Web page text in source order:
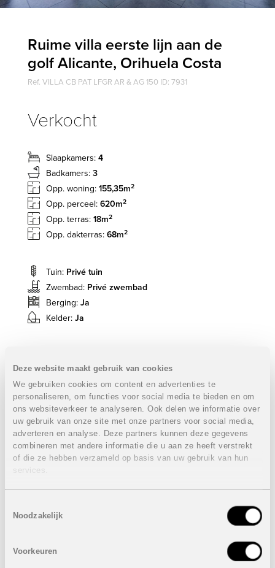
Deze website maakt gebruik van cookies
We gebruiken cookies om content en advertenties te
personaliseren, om functies voor social media te bieden en om
ons websiteverkeer te analyseren. Ook delen we informatie over
uw gebruik van onze site met onze partners voor social media,
adverteren en analyse. Deze partners kunnen deze gegevens
combineren met andere informatie die u aan ze heeft verstrekt
of die ze hebben verzameld op basis van uw gebruik van hun
services.
Noodzakelijk
Voorkeuren
Ruime villa eerste lijn aan de
golf Alicante, Orihuela Costa
Ref. VILLA CB PAT LFGR AR & AG 150 ID: 7931
Verkocht
Slaapkamers: 4
Badkamers: 3
Opp. woning: 155,35m2
Opp. perceel: 620m2
Opp. terras: 18m2
Opp. dakterras: 68m2
Tuin: Privé tuin
Zwembad: Privé zwembad
Berging: Ja
Kelder: Ja
Vrijstaande villa : VERKOCHT
4 Slaapkamers
3 Badkamers
Bebouwde oppervlakte: 155,35 m² + 155 m²
onderbouw
Terras: 17,62 m²
Solarium 67,60 m²
Onder voorbehoud van eventuele prijswijzigingen.
STUUR NAAR EEN VRIEND